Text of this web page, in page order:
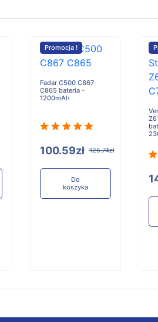
Promocja !
Fadar C500 C867
C865 bateria -
1200mAh
100.59zł 125.74zł
Do
koszyka